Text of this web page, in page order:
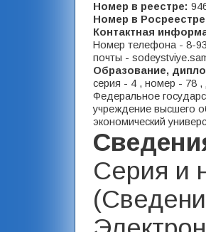
Номер в реестре:
Номер в
Контактная
Номер телефона - 8-
почты -
Образование,
серия - 4 , номер - 78
Федеральное
учреждение высшего
экономический
Серия и